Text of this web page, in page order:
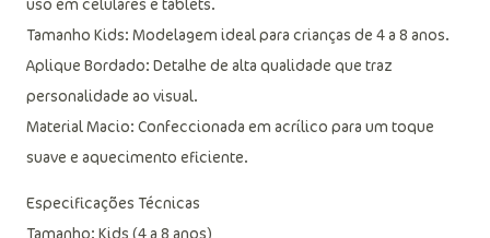
Tamanho Kids: Modelagem ideal para crianças de 4 a 8 anos.
Aplique Bordado: Detalhe de alta qualidade que traz
personalidade ao visual.
Material Macio: Confeccionada em acrílico para um toque
suave e aquecimento eficiente.
Especificações Técnicas
Tamanho: Kids (4 a 8 anos)